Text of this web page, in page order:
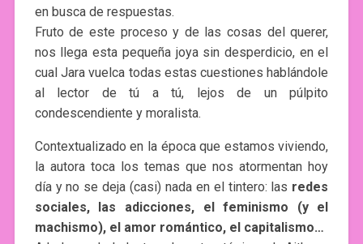
en busca de respuestas.
Fruto de este proceso y de las cosas del querer,
nos llega esta pequeña joya sin desperdicio, en el
cual Jara vuelca todas estas cuestiones hablándole
al lector de tú a tú, lejos de un púlpito
condescendiente y moralista.
Contextualizado en la época que estamos viviendo,
la autora toca los temas que nos atormentan hoy
día y no se deja (casi) nada en el tintero: las redes
sociales, las adicciones, el feminismo (y el
machismo), el amor romántico, el capitalismo…